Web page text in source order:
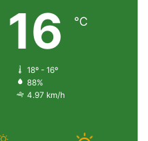
16 ℃
18º - 16º
88%
4.97 km/h